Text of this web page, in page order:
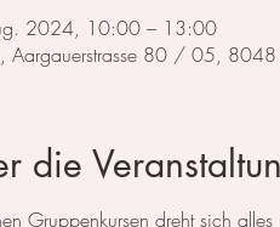
2024, 10:00 – 13:00
Aargauerstrasse 80 / 05, 8048
die
Gruppenkursen dreht sich